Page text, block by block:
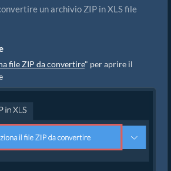
un archivio ZIP in XLS file
file ZIP da convertire" per aprire il